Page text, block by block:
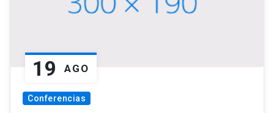
19 AGO
Conferencias